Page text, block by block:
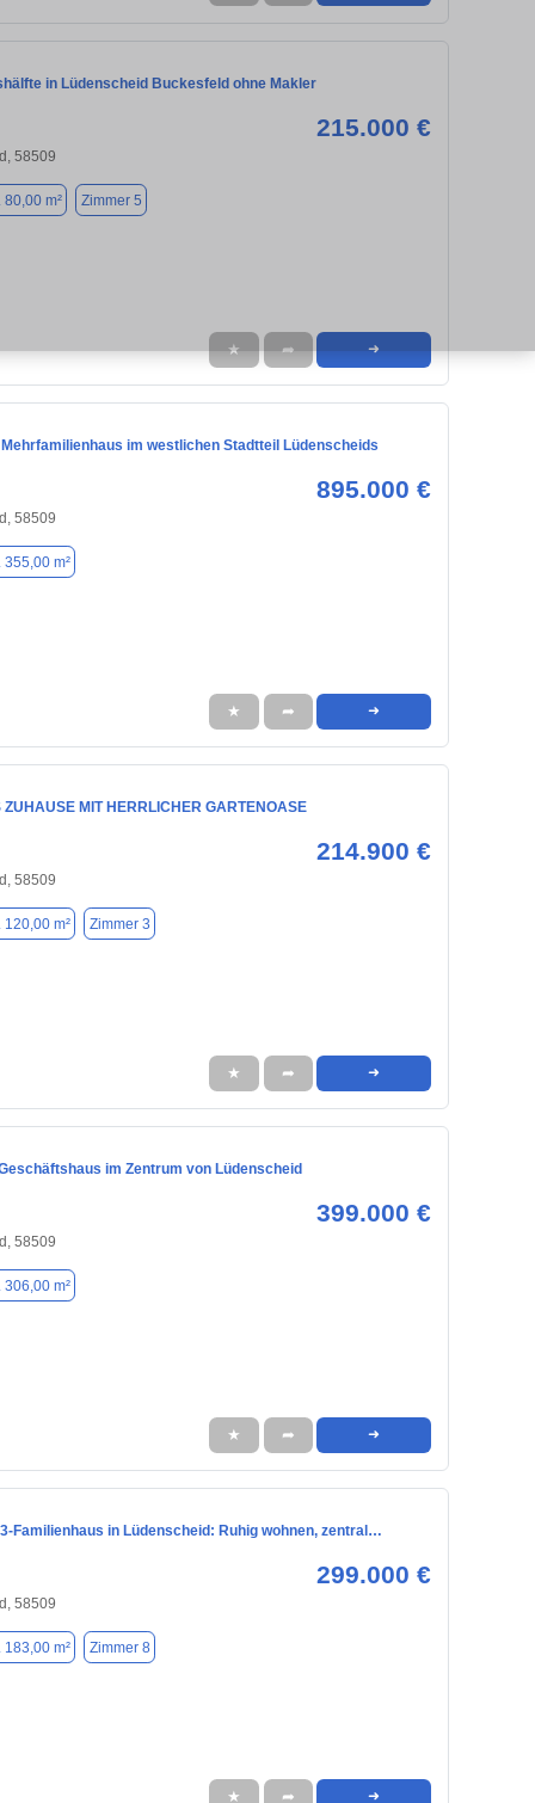
in Lüdenscheid Buckesfeld ohne Makler
215.000 €
58509
80,00 m² Zimmer 5
★ ➦ ➜
im westlichen Stadtteil Lüdenscheids
895.000 €
58509
355,00 m²
★ ➦ ➜
ZUHAUSE MIT HERRLICHER GARTENOASE
214.900 €
58509
120,00 m² Zimmer 3
★ ➦ ➜
im Zentrum von Lüdenscheid
399.000 €
58509
306,00 m²
★ ➦ ➜
Familienhaus in Lüdenscheid: Ruhig wohnen, zentral…
299.000 €
58509
183,00 m² Zimmer 8
★ ➦ ➜